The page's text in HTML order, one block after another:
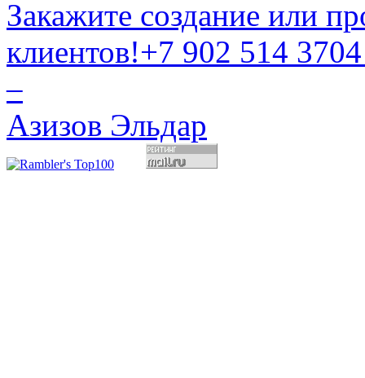
Закажите создание или
клиентов!+7 902 514 3704
–
Азизов Эльдар